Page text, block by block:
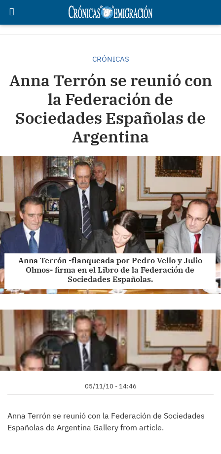
CRÓNICAS
Anna Terrón se reunió con
la Federación de
Sociedades Españolas de
Argentina
Anna Terrón -flanqueada por Pedro Vello y Julio
Olmos- firma en el Libro de la Federación de
Sociedades Españolas.
05/11/10 - 14:46
Anna Terrón se reunió con la Federación de Sociedades
Españolas de Argentina Gallery from article.